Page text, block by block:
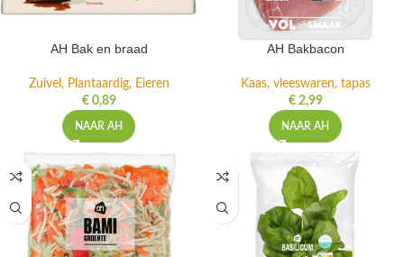
AH Bak en braad
Zuivel, Plantaardig, Eieren
€0,89
NAAR AH
AH Bakbacon
Kaas, vleeswaren, tapas
€2,99
NAAR AH